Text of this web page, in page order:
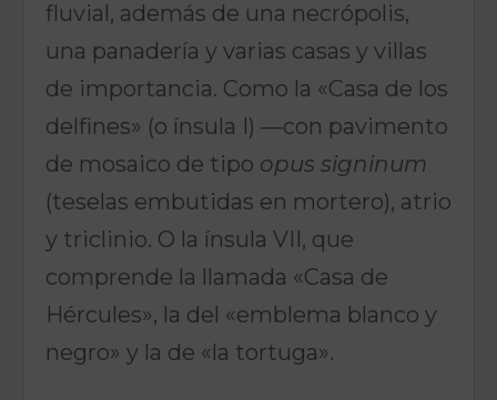
fluvial, además de una necrópolis,
una panadería y varias casas y villas
de importancia. Como la «Casa de los
delfines» (o ínsula I) —con pavimento
de mosaico de tipo opus signinum
(teselas embutidas en mortero), atrio
y triclinio. O la ínsula VII, que
comprende la llamada «Casa de
Hércules», la del «emblema blanco y
negro» y la de «la tortuga».